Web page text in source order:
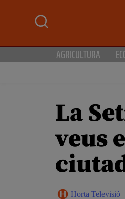
AGRICULTURA
La
veus
Horta Televisió